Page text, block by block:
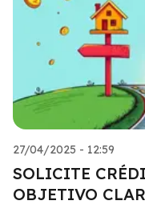
27/04/2025 - 12:59
SOLICITE
OBJETIVO